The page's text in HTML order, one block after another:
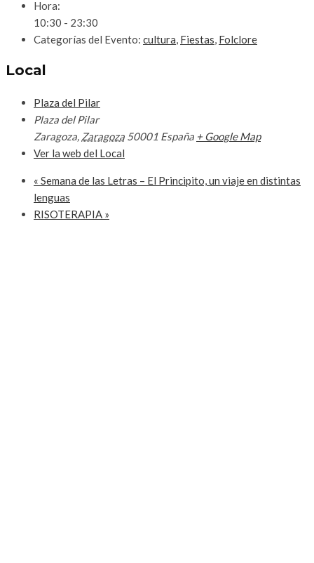
Hora:
10:30 - 23:30
Categorías del Evento: cultura, Fiestas, Folclore
Local
Plaza del Pilar
Plaza del Pilar
Zaragoza, Zaragoza 50001 España + Google Map
Ver la web del Local
« Semana de las Letras – El Principito, un viaje en distintas
lenguas
RISOTERAPIA »